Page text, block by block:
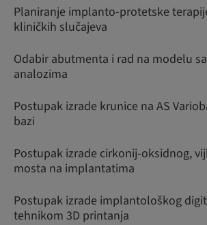
Planiranje implanto-protetske
kliničkih slučajeva
Odabir abutmenta i rad na modelu
analozima
Postupak izrade krunice na AS
bazi
Postupak izrade cirkonij-oksidnog,
mosta na implantatima
Postupak izrade implantološkog
tehnikom 3D printanja